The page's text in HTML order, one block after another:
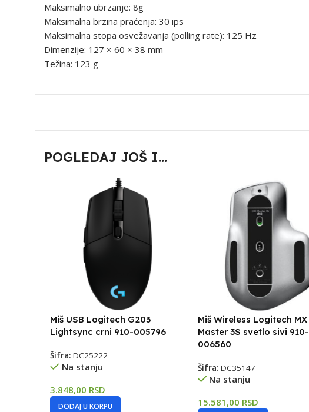
Maksimalno ubrzanje: 8g
Maksimalna brzina praćenja: 30 ips
Maksimalna stopa osvežavanja (polling rate): 125 Hz
Dimenzije: 127 × 60 × 38 mm
Težina: 123 g
POGLEDAJ JOŠ I...
Miš USB Logitech G203
Lightsync crni 910-005796
Šifra: DC25222
Na stanju
3.848,00 RSD
DODAJ U KORPU
Miš Wireless Logitech MX
Master 3S svetlo sivi 910-
006560
Šifra: DC35147
Na stanju
15.581,00 RSD